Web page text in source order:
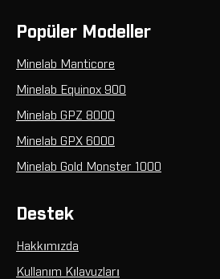
Popüler Modeller
Minelab Manticore
Minelab Equinox 900
Minelab GPZ 8000
Minelab GPX 6000
Minelab Gold Monster 1000
Destek
Hakkımızda
Kullanım Kılavuzları